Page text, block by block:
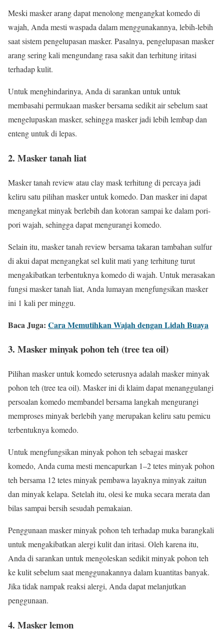
Meski masker arang dapat menolong mengangkat komedo di
wajah, Anda mesti waspada dalam menggunakannya, lebih-lebih
saat sistem pengelupasan masker. Pasalnya, pengelupasan masker
arang sering kali mengundang rasa sakit dan terhitung iritasi
terhadap kulit.
Untuk menghindarinya, Anda di sarankan untuk untuk
membasahi permukaan masker bersama sedikit air sebelum saat
mengelupaskan masker, sehingga masker jadi lebih lembap dan
enteng untuk di lepas.
2. Masker tanah liat
Masker tanah review atau clay mask terhitung di percaya jadi
keliru satu pilihan masker untuk komedo. Dan masker ini dapat
mengangkat minyak berlebih dan kotoran sampai ke dalam pori-
pori wajah, sehingga dapat mengurangi komedo.
Selain itu, masker tanah review bersama takaran tambahan sulfur
di akui dapat mengangkat sel kulit mati yang terhitung turut
mengakibatkan terbentuknya komedo di wajah. Untuk merasakan
fungsi masker tanah liat, Anda lumayan mengfungsikan masker
ini 1 kali per minggu.
Baca Juga: Cara Memutihkan Wajah dengan Lidah Buaya
3. Masker minyak pohon teh (tree tea oil)
Pilihan masker untuk komedo seterusnya adalah masker minyak
pohon teh (tree tea oil). Masker ini di klaim dapat menanggulangi
persoalan komedo membandel bersama langkah mengurangi
memproses minyak berlebih yang merupakan keliru satu pemicu
terbentuknya komedo.
Untuk mengfungsikan minyak pohon teh sebagai masker
komedo, Anda cuma mesti mencapurkan 1–2 tetes minyak pohon
teh bersama 12 tetes minyak pembawa layaknya minyak zaitun
dan minyak kelapa. Setelah itu, olesi ke muka secara merata dan
bilas sampai bersih sesudah pemakaian.
Penggunaan masker minyak pohon teh terhadap muka barangkali
untuk mengakibatkan alergi kulit dan iritasi. Oleh karena itu,
Anda di sarankan untuk mengoleskan sedikit minyak pohon teh
ke kulit sebelum saat menggunakannya dalam kuantitas banyak.
Jika tidak nampak reaksi alergi, Anda dapat melanjutkan
penggunaan.
4. Masker lemon